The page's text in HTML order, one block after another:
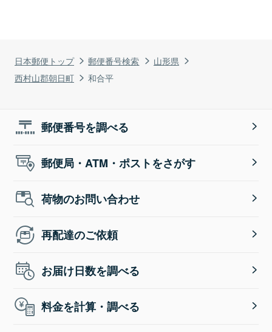
日本郵便トップ 郵便番号検索
山形県
西村山郡朝日町
和合平
郵便番号を調べる
郵便局・ATM・ポストをさがす
荷物のお問い合わせ
再配達のご依頼
お届け日数を調べる
料金を計算・調べる